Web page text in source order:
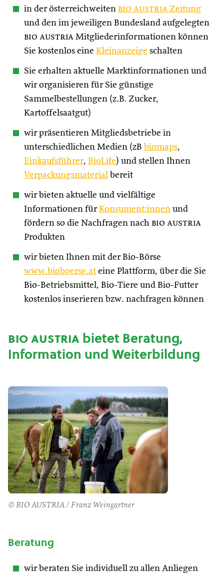
in der österreichweiten bio austria Zeitung
und den im jeweiligen Bundesland aufgelegten
bio austria Mitgliederinformationen können
Sie kostenlos eine Kleinanzeige schalten
Sie erhalten aktuelle Marktinformationen und
wir organisieren für Sie günstige
Sammelbestellungen (z.B. Zucker,
Kartoffelsaatgut)
wir präsentieren Mitgliedsbetriebe in
unterschiedlichen Medien (zB biomaps,
Einkaufsführer, BioLife) und stellen Ihnen
Verpackungsmaterial bereit
wir bieten aktuelle und vielfältige
Informationen fürKonsument:innen und
fördern so die Nachfragen nach bio austria
Produkten
wir bieten Ihnen mit der Bio-Börse
www.bioboerse.at eine Plattform, über die Sie
Bio-Betriebsmittel, Bio-Tiere und Bio-Futter
kostenlos inserieren bzw. nachfragen können
bio austriabietet Beratung,
Information und Weiterbildung
© BIO AUSTRIA / Franz Weingartner
Beratung
wir beraten Sie individuell zu allen Anliegen